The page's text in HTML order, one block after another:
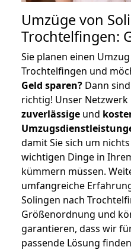
Umzüge von
Trochtelfingen:
Sie planen einen
Trochtelfingen und
Geld sparen? Dann
richtig! Unser
zuverlässige und
damit Sie sich um
wichtigen Dinge in
kümmern müssen.
umfangreiche
Solingen nach
Größenordnung und
garantieren, dass wir
passende Lösung